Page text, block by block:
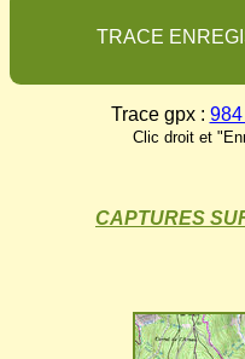
TRACE EN REG
Trace gpx :
Clic droit et
CAPTURES